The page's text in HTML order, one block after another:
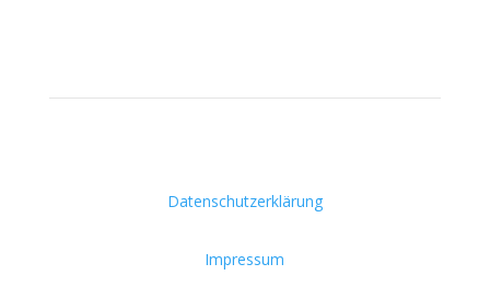
Datenschutzerklärung
Impressum